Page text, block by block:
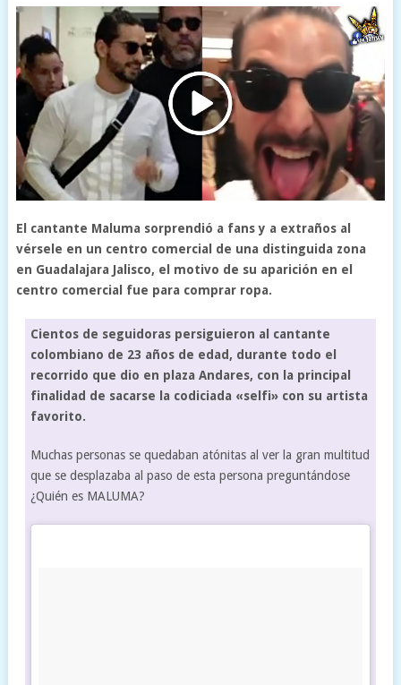
El cantante Maluma sorprendió a fans y a extraños al
vérsele en un centro comercial de una distinguida zona
en Guadalajara Jalisco, el motivo de su aparición en el
centro comercial fue para comprar ropa.
Cientos de seguidoras persiguieron al cantante
colombiano de 23 años de edad, durante todo el
recorrido que dio en plaza Andares, con la principal
finalidad de sacarse la codiciada «selfi» con su artista
favorito.
Muchas personas se quedaban atónitas al ver la gran multitud
que se desplazaba al paso de esta persona preguntándose
¿Quién es MALUMA?